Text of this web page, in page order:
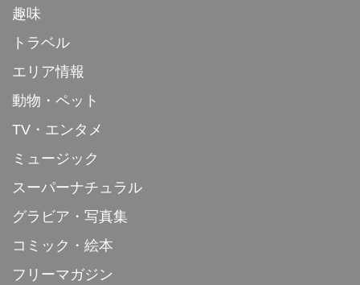
趣味
トラベル
エリア情報
動物・ペット
TV・エンタメ
ミュージック
スーパーナチュラル
グラビア・写真集
コミック・絵本
フリーマガジン